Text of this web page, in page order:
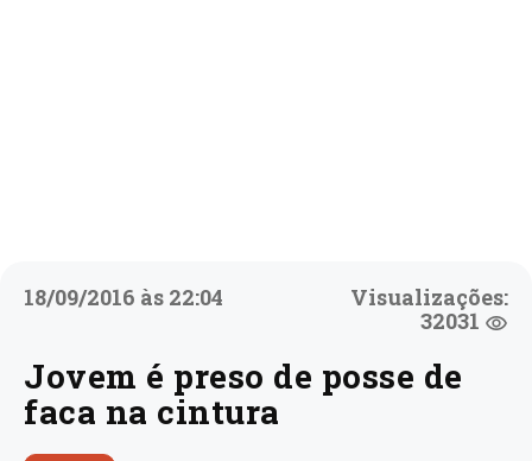
18/09/2016 às 22:04
Visualizações:
32031
Jovem é preso de posse de
faca na cintura